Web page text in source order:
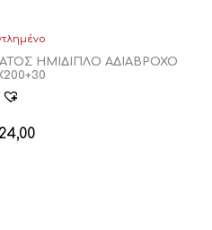
ΗΜΙΔΙΠΛΟ ΑΔΙΑΒΡΟΧΟ
24,00